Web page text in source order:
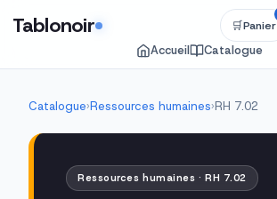
Tablonoir
Accueil Catalogue
🛒Panier
Catalogue›Ressources humaines›RH 7.02
Ressources humaines · RH 7.02